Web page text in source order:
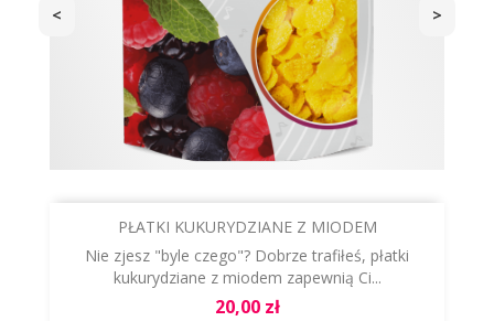
PŁATKI KUKURYDZIANE Z MIODEM
Nie zjesz "byle czego"? Dobrze trafiłeś, płatki
kukurydziane z miodem zapewnią Ci...
Cena
20,00 zł
< >